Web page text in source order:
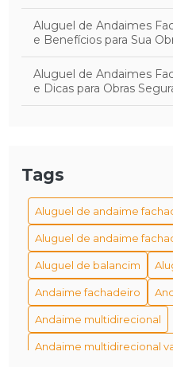
Aluguel de Andaimes
e Benefícios para Sua
Aluguel de Andaimes
e Dicas para Obras
Aluguel de Andaimes
Vantagens e Dicas
Aluguel de Andaimes
Vantagens Essenciais
Aluguel de Andaimes:
Escolher o Ideal para
Aluguel de Balancim:
Construção e Reforma
Tags
Aluguel de andaime
Aluguel de andaime
Aluguel de balancim
Andaime fachadeiro
Andaime multidirecional
Andaime multidirecional